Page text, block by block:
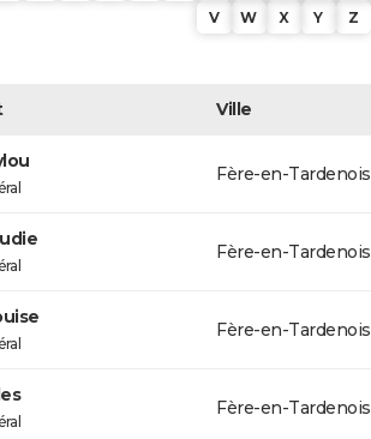
V
W X Y Z
Ville
Fère-en-Tardenois
Fère-en-Tardenois
Fère-en-Tardenois
Fère-en-Tardenois